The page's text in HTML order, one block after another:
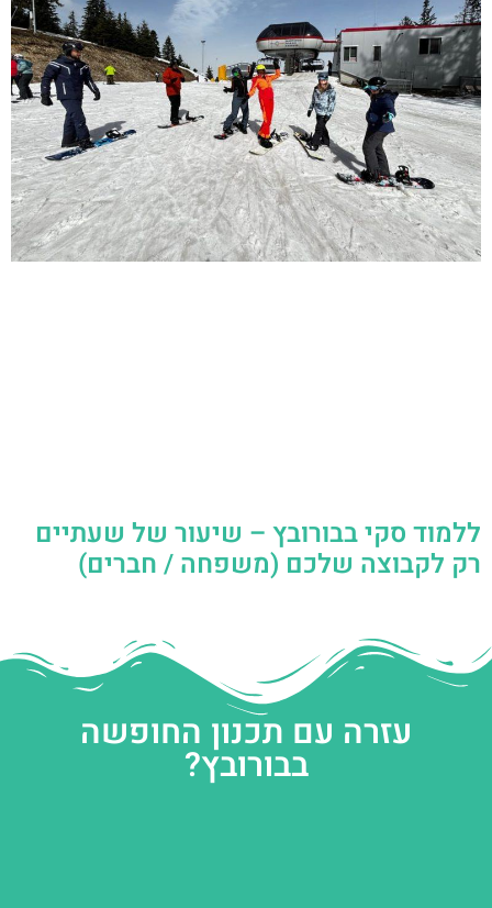
ללמוד סקי בבורובץ – שיעור של שעתיים
רק לקבוצה שלכם (משפחה / חברים)
עזרה עם תכנון החופשה
בבורובץ?